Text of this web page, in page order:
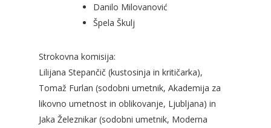
Danilo Milovanović
Špela Škulj
Strokovna komisija:
Lilijana Stepančič (kustosinja in kritičarka),
Tomaž Furlan (sodobni umetnik, Akademija za
likovno umetnost in oblikovanje, Ljubljana) in
Jaka Železnikar (sodobni umetnik, Moderna